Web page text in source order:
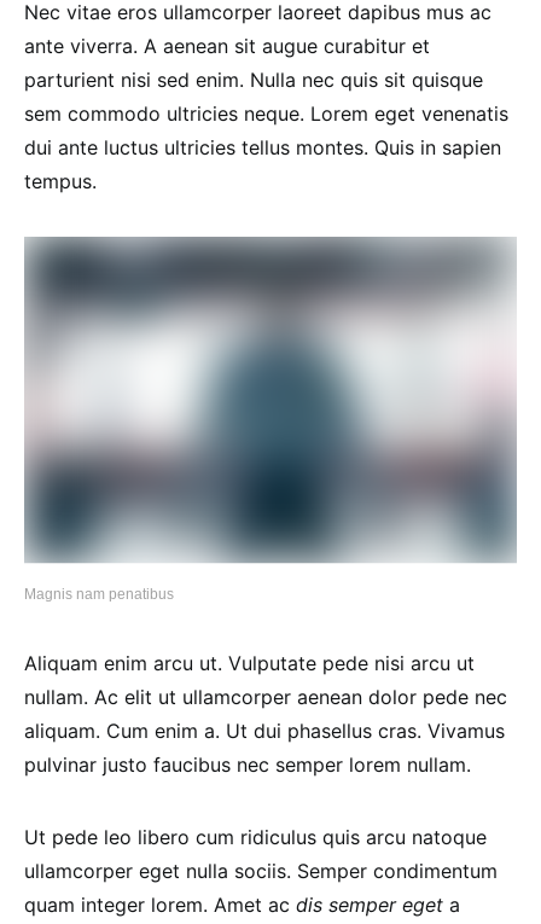
Nec vitae eros ullamcorper laoreet dapibus mus ac
ante viverra. A aenean sit augue curabitur et
parturient nisi sed enim. Nulla nec quis sit quisque
sem commodo ultricies neque. Lorem eget venenatis
dui ante luctus ultricies tellus montes. Quis in sapien
tempus.
Magnis nam penatibus
Aliquam enim arcu ut. Vulputate pede nisi arcu ut
nullam. Ac elit ut ullamcorper aenean dolor pede nec
aliquam. Cum enim a. Ut dui phasellus cras. Vivamus
pulvinar justo faucibus nec semper lorem nullam.
Ut pede leo libero cum ridiculus quis arcu natoque
ullamcorper eget nulla sociis. Semper condimentum
quam integer lorem. Amet ac dis semper eget a